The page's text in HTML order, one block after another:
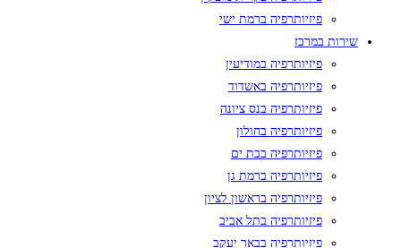
פיזיותרפיה ברמת ישי
שירות במרכז
פיזיותרפיה במודיעין
פיזיותרפיה באשדוד
פיזיותרפיה בנס ציונה
פיזיותרפיה בחולון
פיזיותרפיה בבת ים
פיזיותרפיה ברמת גן
פיזיותרפיה בראשון לציון
פיזיותרפיה בתל אביב
פיזיותרפיה בבאר יעקב